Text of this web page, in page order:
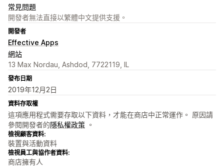
常見問題
開發者無法直接以繁體中文提供支援。
開發者
Effective Apps
網站
13 Max Nordau, Ashdod, 7722119, IL
發布日期
2019年12月2日
資料存取權
這項應用程式需要存取以下資料，才能在商店中正常運作。 原因請
參閱開發者的隱私權政策 。
檢視顧客資料:
裝置與活動資料
檢視員工與協作者資料:
商店擁有人